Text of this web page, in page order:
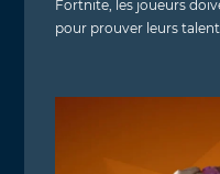
Fortnite, les joueurs
pour prouver leurs